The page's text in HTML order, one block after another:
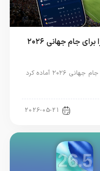
اپل اپلیکیشن Apple Sports را برای جام جهانی ۲۰۲۶
اپل اپلیکیشن Apple Sports را برای جام جهانی ۲۰۲۶ آماده کرد
2026-05-21